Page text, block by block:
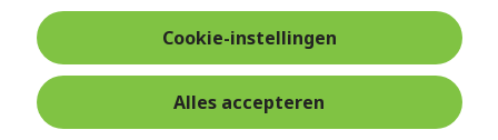
We gebruiken Trusted Shops als een onafhankelijke dienstverlener voor
het verzamelen van beoordelingen. Trusted Shops heeft redelijke en
proportionele maatregelen genomen om te garanderen dat het om echte
Cookie-instellingen
Alles accepteren